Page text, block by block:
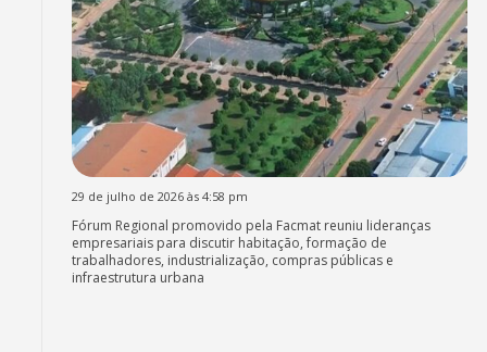
29 de julho de 2026 às 4:58 pm
Fórum Regional promovido pela Facmat reuniu lideranças
empresariais para discutir habitação, formação de
trabalhadores, industrialização, compras públicas e
infraestrutura urbana